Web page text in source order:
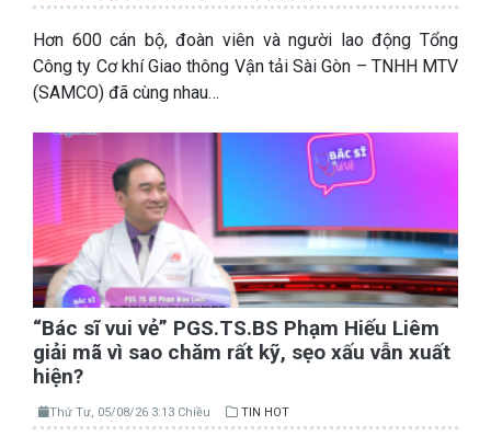
Hơn 600 cán bộ, đoàn viên và người lao động Tổng
Công ty Cơ khí Giao thông Vận tải Sài Gòn – TNHH MTV
(SAMCO) đã cùng nhau…
“Bác sĩ vui vẻ” PGS.TS.BS Phạm Hiếu Liêm
giải mã vì sao chăm rất kỹ, sẹo xấu vẫn xuất
hiện?
Thứ Tư, 05/08/26 3:13 Chiều TIN HOT